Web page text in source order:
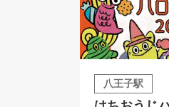
八王子駅